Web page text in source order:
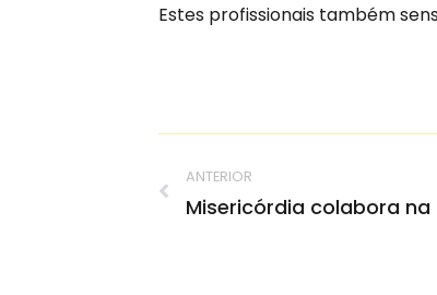
Estes profissionais também
ANTERIOR